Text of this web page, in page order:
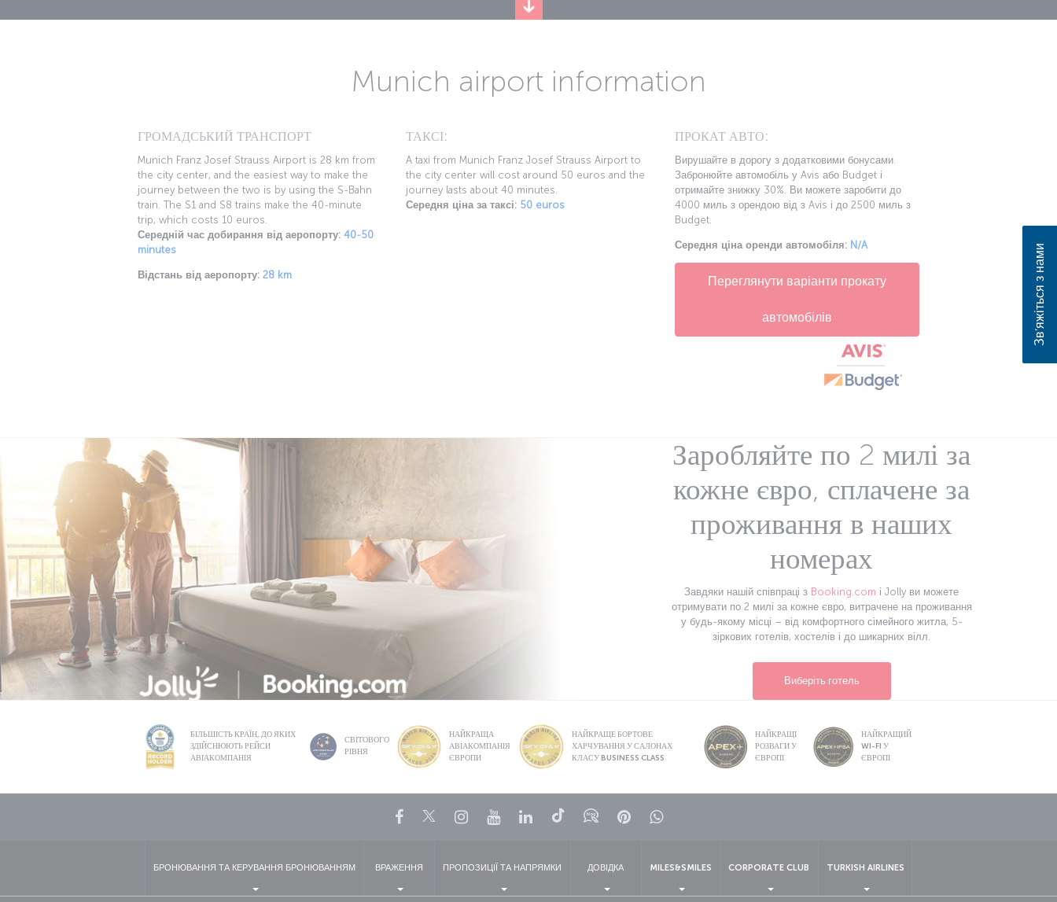
Munich airport information
ГРОМАДСЬКИЙ ТРАНСПОРТ
Munich Franz Josef Strauss Airport is 28 km from
the city center, and the easiest way to make the
journey between the two is by using the S-Bahn
train. The S1 and S8 trains make the 40-minute
trip, which costs 10 euros.
Середній час добирання від аеропорту: 40-50
minutes
Відстань від аеропорту: 28 km
ТАКСІ:
A taxi from Munich Franz Josef Strauss Airport to
the city center will cost around 50 euros and the
journey lasts about 40 minutes.
Середня ціна за таксі: 50 euros
ПРОКАТ АВТО:
Вирушайте в дорогу з додатковими бонусами.
Забронюйте автомобіль у Avis або Budget і
отримайте знижку 30%. Ви можете заробити до
4000 миль з орендою від з Avis і до 2500 миль з
Budget.
Середня ціна оренди автомобіля: N/A
Переглянути варіанти прокату
автомобілів
Заробляйте по 2 милі за
кожне євро, сплачене за
проживання в наших
номерах
Завдяки нашій співпраці з Booking.com і Jolly ви можете
отримувати по 2 милі за кожне євро, витрачене на проживання
у будь-якому місці – від комфортного сімейного житла, 5-
зіркових готелів, хостелів і до шикарних вілл.
Виберіть готель
БІЛЬШІСТЬ КРАЇН, ДО ЯКИХ
ЗДІЙСНЮЮТЬ РЕЙСИ
АВІАКОМПАНІЯ
СВІТОВОГО
РІВНЯ
НАЙКРАЩА
АВІАКОМПАНІЯ
ЄВРОПИ
НАЙКРАЩЕ БОРТОВЕ
ХАРЧУВАННЯ У САЛОНАХ
КЛАСУ BUSINESS CLASS
НАЙКРАЩІ
РОЗВАГИ У
ЄВРОПІ
НАЙКРАЩИЙ
WI-FI У
ЄВРОПІ
Facebook
TwitterInstagram
YouTubeLinkedIn
TiktokБлогPinterestWhatsApp
БРОНЮВАННЯ ТА КЕРУВАННЯ БРОНЮВАННЯМ ВРАЖЕННЯ ПРОПОЗИЦІЇ ТА НАПРЯМКИ ДОВІДКА MILES&SMILES CORPORATE CLUB TURKISH AIRLINES
Зв’яжіться з нами